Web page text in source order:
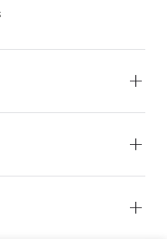
salidas
No usar blanqueador.
No limpieza en seco.
SECADO: Secado
normal. OTROS: No